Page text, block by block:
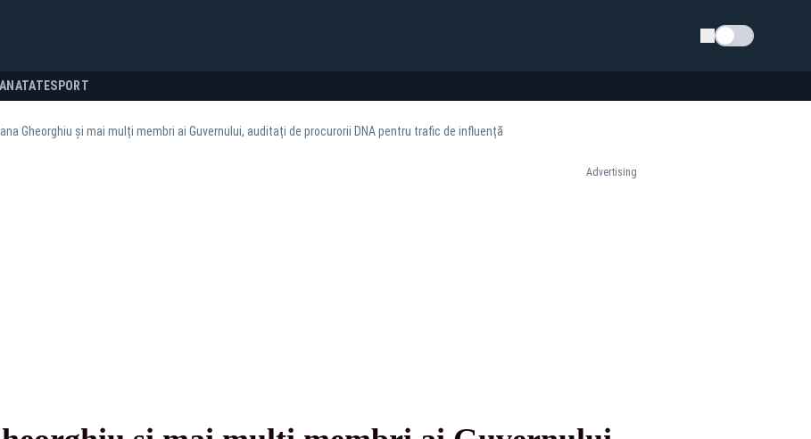
Schimba tema
SPORT
Gheorghiu și mai mulți membri ai Guvernului, auditați de procurorii DNA pentru trafic de influență
Advertising